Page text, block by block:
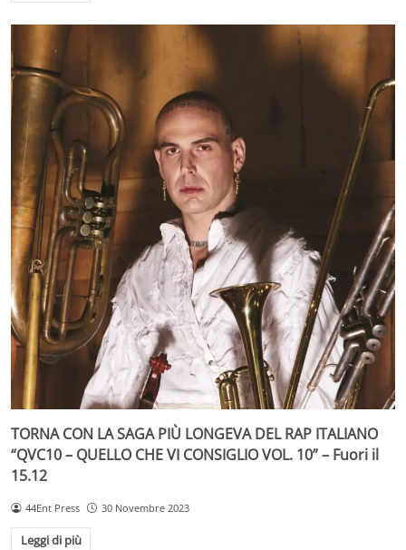
TORNA CON LA SAGA PIÙ LONGEVA DEL RAP ITALIANO
“QVC10 – QUELLO CHE VI CONSIGLIO VOL. 10” – Fuori il
15.12
44Ent Press 30 Novembre 2023
Leggi di più